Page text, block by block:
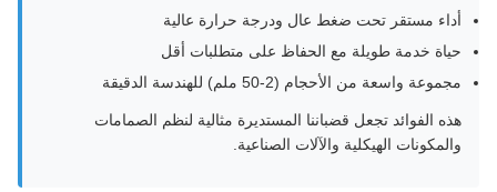
أداء مستقر تحت ضغط عال ودرجة حرارة عالية
حياة خدمة طويلة مع الحفاظ على متطلبات أقل
مجموعة واسعة من الأحجام (2-50 ملم) للهندسة الدقيقة
هذه الفوائد تجعل قضباننا المستديرة مثالية لنظم الصمامات
والمكونات الهيكلية والآلات الصناعية.